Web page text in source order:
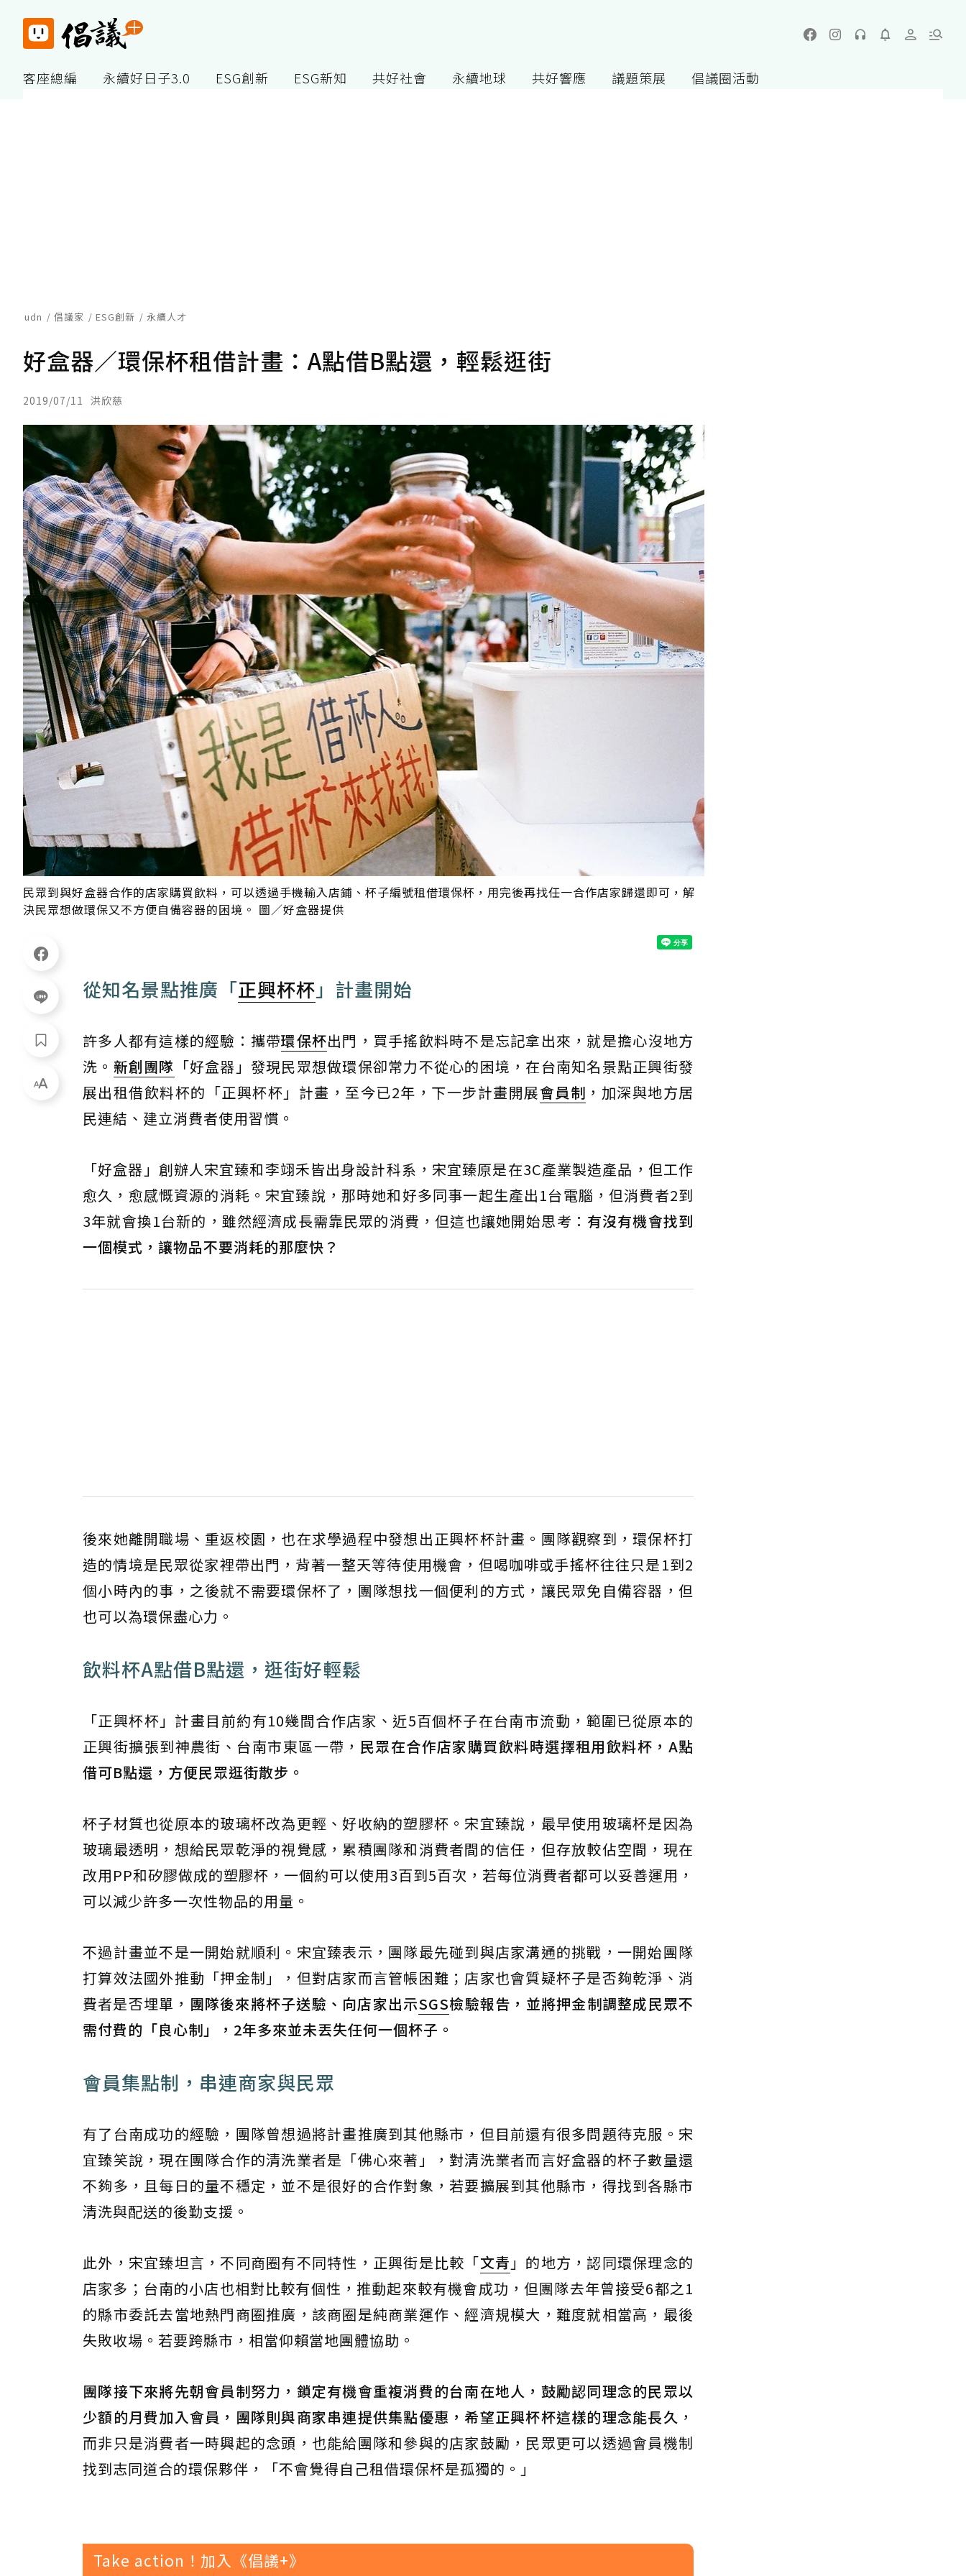
客座總編 永續好日子3.0 ESG創新 ESG新知 共好社會 永續地球 共好響應 議題策展 倡議圈活動
udn 倡議家 ESG創新 永續人才
好盒器／環保杯租借計畫：A點借B點還，輕鬆逛街
2019/07/11 洪欣慈
民眾到與好盒器合作的店家購買飲料，可以透過手機輸入店鋪、杯子編號租借環保杯，用完後再找任一合作店家歸還即可，解
決民眾想做環保又不方便自備容器的困境。 圖／好盒器提供
從知名景點推廣「正興杯杯」計畫開始
許多人都有這樣的經驗：攜帶環保杯出門，買手搖飲料時不是忘記拿出來，就是擔心沒地方
洗。 新創團隊 「好盒器」發現民眾想做環保卻常力不從心的困境，在台南知名景點正興街發
展出租借飲料杯的「正興杯杯」計畫，至今已2年，下一步計畫開展會員制 ，加深與地方居
民連結、建立消費者使用習慣。
「好盒器」創辦人宋宜臻和李翊禾皆出身設計科系，宋宜臻原是在3C產業製造產品，但工作
愈久，愈感慨資源的消耗。宋宜臻說，那時她和好多同事一起生產出1台電腦，但消費者2到
3年就會換1台新的，雖然經濟成長需靠民眾的消費，但這也讓她開始思考： 有沒有機會找到
一個模式，讓物品不要消耗的那麼快？
後來她離開職場、重返校園，也在求學過程中發想出正興杯杯計畫。團隊觀察到，環保杯打
造的情境是民眾從家裡帶出門，背著一整天等待使用機會，但喝咖啡或手搖杯往往只是1到2
個小時內的事，之後就不需要環保杯了，團隊想找一個便利的方式，讓民眾免自備容器，但
也可以為環保盡心力。
飲料杯A點借B點還，逛街好輕鬆
「正興杯杯」計畫目前約有10幾間合作店家、近5百個杯子在台南市流動，範圍已從原本的
正興街擴張到神農街、台南市東區一帶， 民眾在合作店家購買飲料時選擇租用飲料杯，A點
借可B點還，方便民眾逛街散步。
杯子材質也從原本的玻璃杯改為更輕、好收納的塑膠杯。宋宜臻說，最早使用玻璃杯是因為
玻璃最透明，想給民眾乾淨的視覺感，累積團隊和消費者間的信任，但存放較佔空間，現在
改用PP和矽膠做成的塑膠杯，一個約可以使用3百到5百次，若每位消費者都可以妥善運用，
可以減少許多一次性物品的用量。
不過計畫並不是一開始就順利。宋宜臻表示，團隊最先碰到與店家溝通的挑戰，一開始團隊
打算效法國外推動「押金制」，但對店家而言管帳困難；店家也會質疑杯子是否夠乾淨、消
費者是否埋單， 團隊後來將杯子送驗、向店家出示SGS檢驗報告，並將押金制調整成民眾不
需付費的「良心制」，2年多來並未丟失任何一個杯子。
會員集點制，串連商家與民眾
有了台南成功的經驗，團隊曾想過將計畫推廣到其他縣市，但目前還有很多問題待克服。宋
宜臻笑說，現在團隊合作的清洗業者是「佛心來著」，對清洗業者而言好盒器的杯子數量還
不夠多，且每日的量不穩定，並不是很好的合作對象，若要擴展到其他縣市，得找到各縣市
清洗與配送的後勤支援。
此外，宋宜臻坦言，不同商圈有不同特性，正興街是比較「文青 」的地方，認同環保理念的
店家多；台南的小店也相對比較有個性，推動起來較有機會成功，但團隊去年曾接受6都之1
的縣市委託去當地熱門商圈推廣，該商圈是純商業運作、經濟規模大，難度就相當高，最後
失敗收場。若要跨縣市，相當仰賴當地團體協助。
團隊接下來將先朝會員制努力，鎖定有機會重複消費的台南在地人，鼓勵認同理念的民眾以
少額的月費加入會員，團隊則與商家串連提供集點優惠，希望正興杯杯這樣的理念能長久 ，
而非只是消費者一時興起的念頭，也能給團隊和參與的店家鼓勵，民眾更可以透過會員機制
找到志同道合的環保夥伴，「不會覺得自己租借環保杯是孤獨的。」
Take action！加入《倡議+》